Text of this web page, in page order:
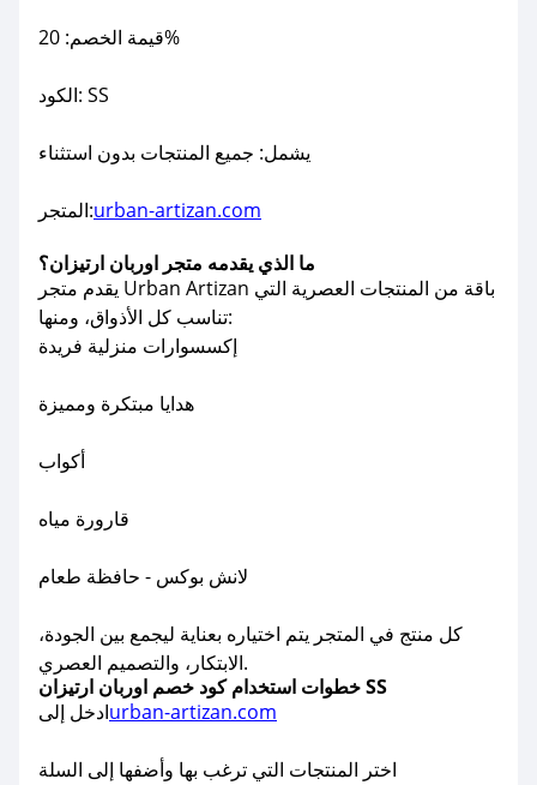
قيمة الخصم: 20%
الكود: SS
يشمل: جميع المنتجات بدون استثناء
المتجر:urban-artizan.com
ما الذي يقدمه متجر اوربان ارتيزان؟
يقدم متجر Urban Artizan باقة من المنتجات العصرية التي
تناسب كل الأذواق، ومنها:
إكسسوارات منزلية فريدة
هدايا مبتكرة ومميزة
أكواب
قارورة مياه
لانش بوكس - حافظة طعام
كل منتج في المتجر يتم اختياره بعناية ليجمع بين الجودة،
الابتكار، والتصميم العصري.
خطوات استخدام كود خصم اوربان ارتيزان SS
ادخل إلىurban-artizan.com
اختر المنتجات التي ترغب بها وأضفها إلى السلة